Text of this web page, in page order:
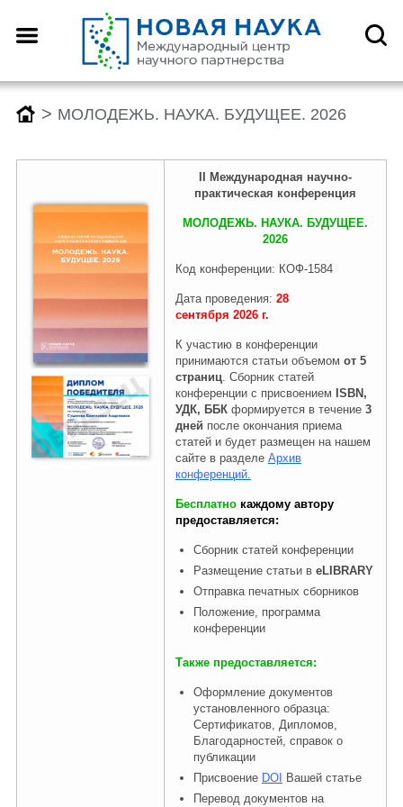
> МОЛОДЕЖЬ. НАУКА. БУДУЩЕЕ. 2026
II Международная научно-
практическая конференция
МОЛОДЕЖЬ. НАУКА. БУДУЩЕЕ.
2026
Код конференции: КОФ-1584
Дата проведения: 28
сентября 2026г.
К участию в конференции
принимаются статьи объемом от 5
страниц. Сборник статей
конференции с присвоением ISBN,
УДК, ББКформируется в течение3
дней после окончания приема
статей и будет размещен на нашем
сайте в разделе Архив
конференций.
Бесплатно каждому автору
предоставляется:
Сборник статей конференции
Размещение статьи в eLIBRARY
Отправка печатных сборников
Положение, программа
конференции
Также предоставляется:
Оформление документов
установленного образца:
Сертификатов, Дипломов,
Благодарностей, справок о
публикации
Присвоение DOI
Вашей статье
Перевод документов на